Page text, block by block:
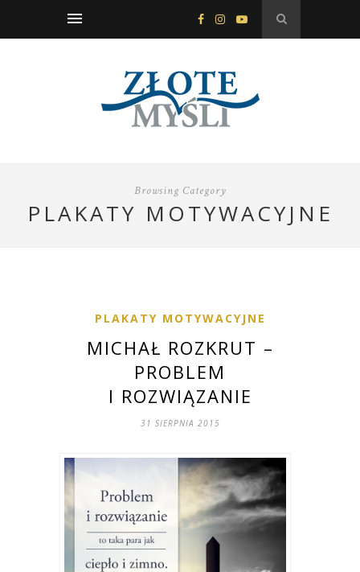
Browsing Category
PLAKATY MOTYWACYJNE
PLAKATY MOTYWACYJNE
MICHAŁ ROZKRUT –
PROBLEM
I ROZWIĄZANIE
31 SIERPNIA 2015